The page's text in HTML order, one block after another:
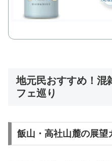
地元民おすすめ！混
フェ巡り
飯山・高社山麓の展望